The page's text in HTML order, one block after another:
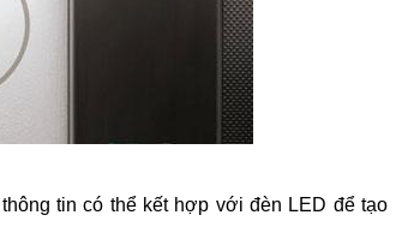
tin có thể kết hợp với đèn LED để tạo